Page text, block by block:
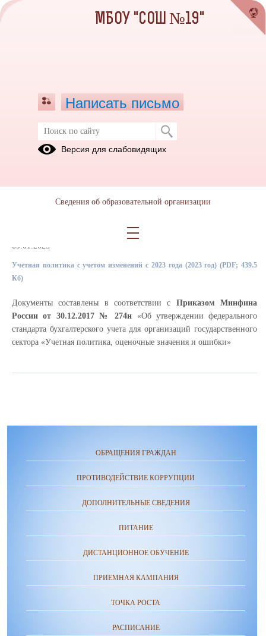
Учетная политика бухгалтерского
(бюджетного) учета
09.01.2023
Учетная политика с учетом изменений с 2023 года (2023 год)(PDF; 439.5
Кб)
Документы составлены в соответствии с Приказом Минфина
России от 30.12.2017 № 274н «Об утверждении федерального
стандарта бухгалтерского учета для организаций государственного
сектора «Учетная политика, оценочные значения и ошибки»
ОБРАЩЕНИЯ ГРАЖДАН
ПРОТИВОДЕЙСТВИЕ КОРРУПЦИИ
ДОПОЛНИТЕЛЬНЫЕ СВЕДЕНИЯ
ПИТАНИЕ
ДИСТАНЦИОННОЕ ОБУЧЕНИЕ
ПРИЕМНАЯ КАМПАНИЯ
ТОЧКА РОСТА
РАСПИСАНИЕ
МБОУ "СОШ №19"
Написать письмо
Версия для слабовидящих
Сведения об образовательной организации